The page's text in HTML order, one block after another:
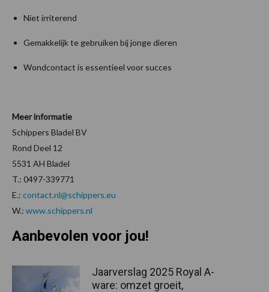
Niet irriterend
Gemakkelijk te gebruiken bij jonge dieren
Wondcontact is essentieel voor succes
Meer informatie
Schippers Bladel BV
Rond Deel 12
5531 AH Bladel
T.: 0497-339771
E.: contact.nl@schippers.eu
W.: www.schippers.nl
Aanbevolen voor jou!
Jaarverslag 2025 Royal A-
ware: omzet groeit,